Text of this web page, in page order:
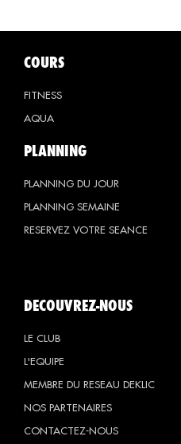
COURS
FITNESS
AQUA
PLANNING
PLANNING DU JOUR
PLANNING SEMAINE
RESERVEZ VOTRE SEANCE
DECOUVREZ-NOUS
LE CLUB
L'EQUIPE
MEMBRE DU RESEAU DEKLIC
NOS PARTENAIRES
CONTACTEZ-NOUS